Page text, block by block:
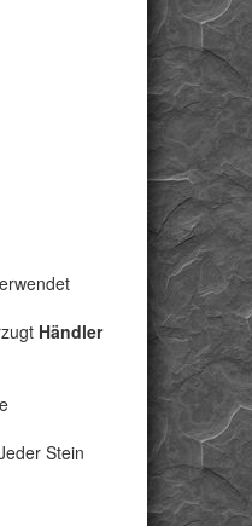
Händler
Stein